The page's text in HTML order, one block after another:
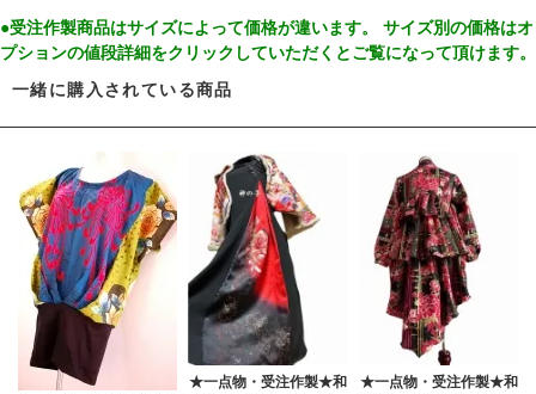
●受注作製商品はサイズによって価格が違います。 サイズ別の価格はオ
プションの値段詳細をクリックしていただくとご覧になって頂けます。
一緒に購入されている商品
★一点物・受注作製★和
★一点物・受注作製★和